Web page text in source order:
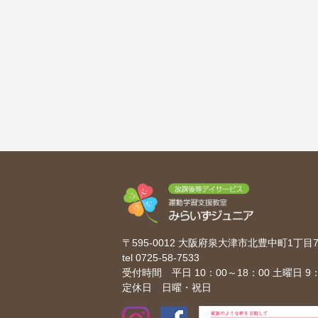
〒595-0012 大阪府泉大津市北豊中町1丁
tel 0725-58-7533
受付時間 平日 10：00～18：00 土曜日 9
定休日 日曜・祝日